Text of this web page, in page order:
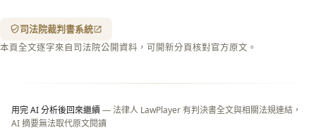
司法院裁判書系統
本頁全文逐字來自司法院公開資料，可開新分頁核對官方原文。
用完 AI 分析後回來繼續— 法律人 LawPlayer 有判決書全文與相關法規連結，
AI 摘要無法取代原文閱讀